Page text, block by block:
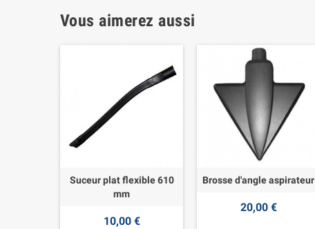
Vous aimerez aussi
Suceur plat flexible 610
mm
10,00 €
Brosse d'angle aspirateur
20,00 €